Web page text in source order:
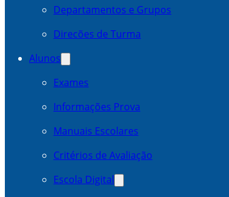
Departamentos e Grupos
Direcões de Turma
Alunos
Exames
Informações Prova
Manuais Escolares
Critérios de Avaliação
Escola Digital